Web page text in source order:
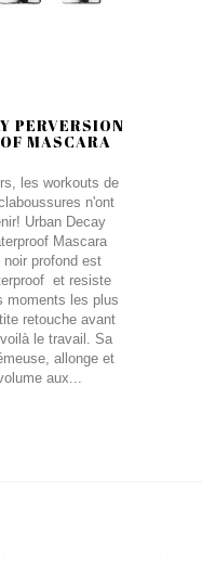
PERVERSION
MASCARA
les workouts de
n'ont
Urban Decay
Mascara
profond est
et resiste
moments les plus
retouche avant
le travail. Sa
allonge et
aux...